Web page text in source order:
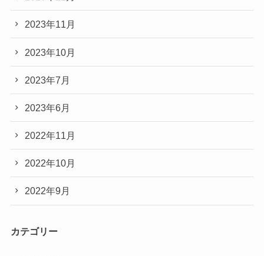
2023年11月
2023年10月
2023年7月
2023年6月
2022年11月
2022年10月
2022年9月
カテゴリー